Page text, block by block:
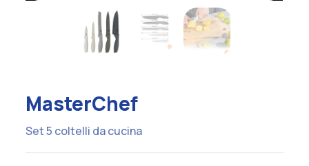
MasterChef
Set 5 coltelli da cucina